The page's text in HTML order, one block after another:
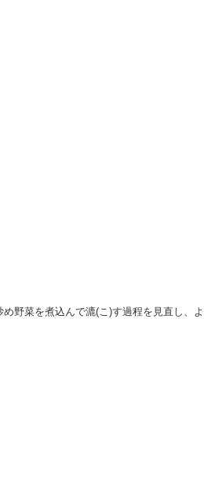
野菜を煮込んで漉(こ)す過程を見直し、よ